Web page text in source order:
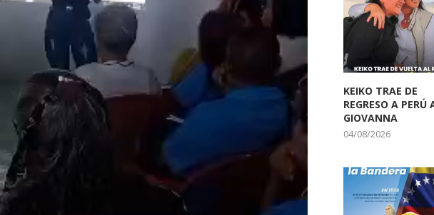
KEIKO TRAE DE
REGRESO A PERÚ
GIOVANNA
04/08/2026